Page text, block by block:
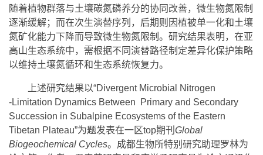
随着植物群落与土壤碳氮磷养分的协同改善，微生物氮限制
逐渐缓解；而在次生演替序列，后期则因植被单一化和土壤
氮矿化能力下降而导致微生物氮限制。研究结果表明，在亚
高山生态系统中，需根据不同演替路径制定差异化保护策略
以维持土壤氮循环和生态系统恢复力。
上述研究结果以“Divergent Microbial Nitrogen
‐Limitation Dynamics Between
Primary and Secondary
Succession in Subalpine Ecosystems of the Eastern
Tibetan Plateau”为题发表在一区top期刊 Global
Biogeochemical Cycles。成都生物所特别研究助理罗林为